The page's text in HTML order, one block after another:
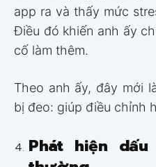
app ra và thấy mức
Điều đó khiến anh ấy
cố làm thêm.
Theo anh ấy, đây mới
bị đeo: giúp điều chỉnh
Phát hiện